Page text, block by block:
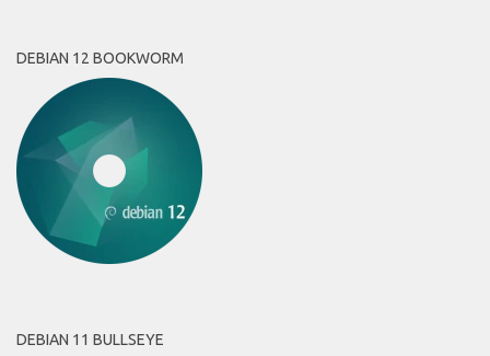
DEBIAN 12 BOOKWORM
DEBIAN 11 BULLSEYE